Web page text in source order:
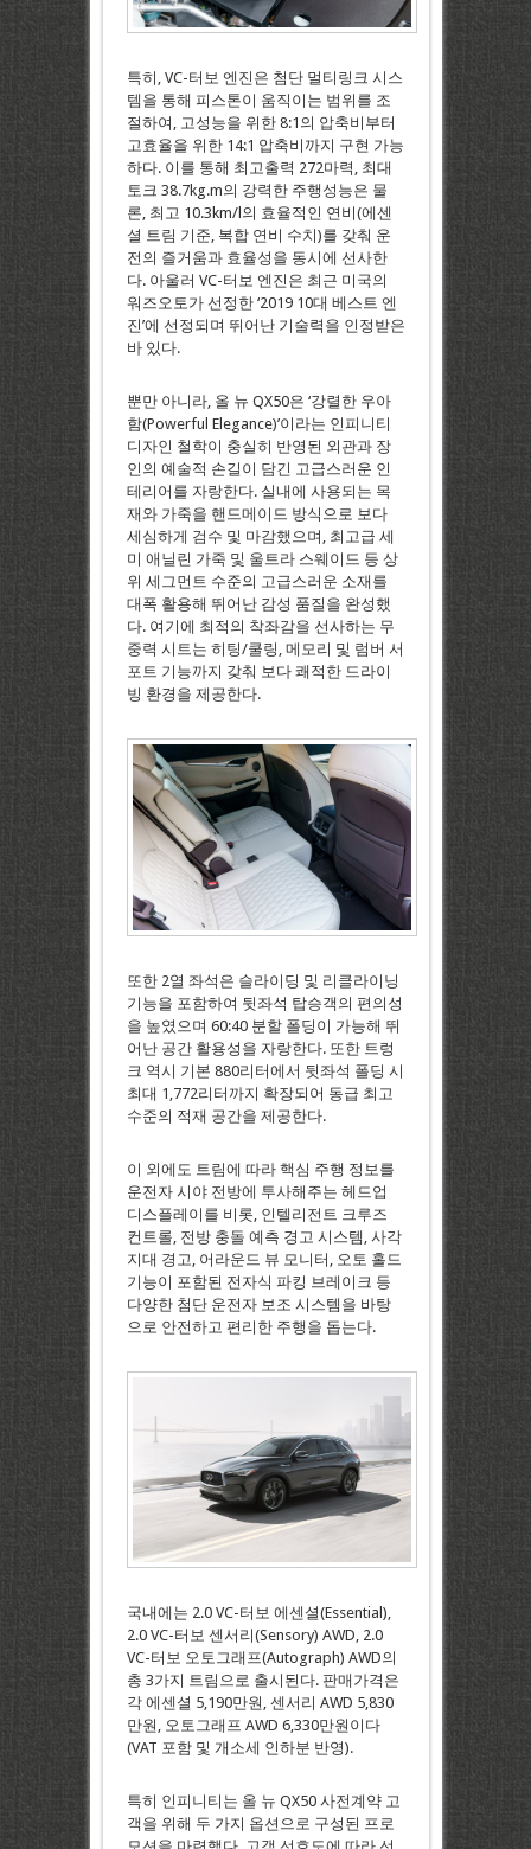
특히, VC-터보 엔진은 첨단 멀티링크 시스
템을 통해 피스톤이 움직이는 범위를 조
절하여, 고성능을 위한 8:1의 압축비부터
고효율을 위한 14:1 압축비까지 구현 가능
하다. 이를 통해 최고출력 272마력, 최대
토크 38.7kg.m의 강력한 주행성능은 물
론, 최고 10.3km/l의 효율적인 연비(에센
셜 트림 기준, 복합 연비 수치)를 갖춰 운
전의 즐거움과 효율성을 동시에 선사한
다. 아울러 VC-터보 엔진은 최근 미국의
워즈오토가 선정한 ‘2019 10대 베스트 엔
진’에 선정되며 뛰어난 기술력을 인정받은
바 있다.
뿐만 아니라, 올 뉴 QX50은 ‘강렬한 우아
함(Powerful Elegance)’이라는 인피니티
디자인 철학이 충실히 반영된 외관과 장
인의 예술적 손길이 담긴 고급스러운 인
테리어를 자랑한다. 실내에 사용되는 목
재와 가죽을 핸드메이드 방식으로 보다
세심하게 검수 및 마감했으며, 최고급 세
미 애닐린 가죽 및 울트라 스웨이드 등 상
위 세그먼트 수준의 고급스러운 소재를
대폭 활용해 뛰어난 감성 품질을 완성했
다. 여기에 최적의 착좌감을 선사하는 무
중력 시트는 히팅/쿨링, 메모리 및 럼버 서
포트 기능까지 갖춰 보다 쾌적한 드라이
빙 환경을 제공한다.
또한 2열 좌석은 슬라이딩 및 리클라이닝
기능을 포함하여 뒷좌석 탑승객의 편의성
을 높였으며 60:40 분할 폴딩이 가능해 뛰
어난 공간 활용성을 자랑한다. 또한 트렁
크 역시 기본 880리터에서 뒷좌석 폴딩 시
최대 1,772리터까지 확장되어 동급 최고
수준의 적재 공간을 제공한다.
이 외에도 트림에 따라 핵심 주행 정보를
운전자 시야 전방에 투사해주는 헤드업
디스플레이를 비롯, 인텔리전트 크루즈
컨트롤, 전방 충돌 예측 경고 시스템, 사각
지대 경고, 어라운드 뷰 모니터, 오토 홀드
기능이 포함된 전자식 파킹 브레이크 등
다양한 첨단 운전자 보조 시스템을 바탕
으로 안전하고 편리한 주행을 돕는다.
국내에는 2.0 VC-터보 에센셜(Essential),
2.0 VC-터보 센서리(Sensory) AWD, 2.0
VC-터보 오토그래프(Autograph) AWD의
총 3가지 트림으로 출시된다. 판매가격은
각 에센셜 5,190만원, 센서리 AWD 5,830
만원, 오토그래프 AWD 6,330만원이다
(VAT 포함 및 개소세 인하분 반영).
특히 인피니티는 올 뉴 QX50 사전계약 고
객을 위해 두 가지 옵션으로 구성된 프로